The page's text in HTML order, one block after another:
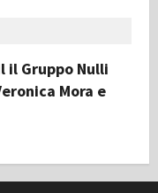
il Gruppo Nulli
Mora e